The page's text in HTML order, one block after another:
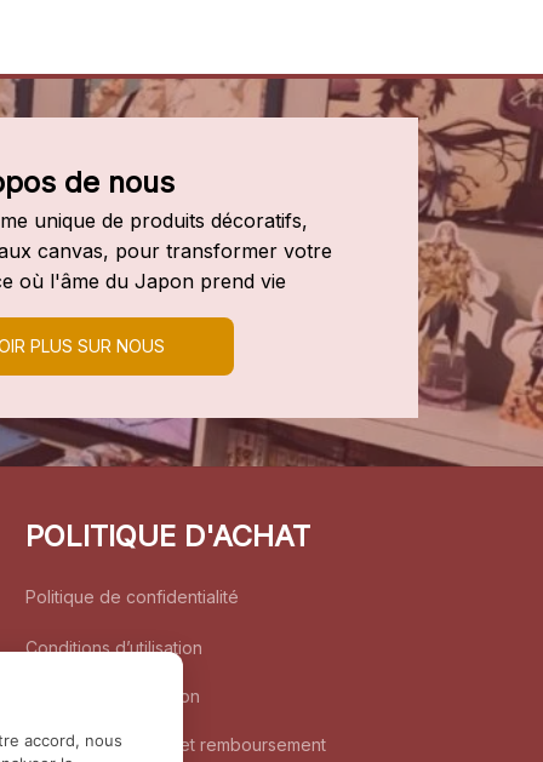
de nous
unique de produits décoratifs,
canvas, pour transformer votre
où l'âme du Japon prend vie
PLUS SUR NOUS
POLITIQUE D'ACHAT
Politique de confidentialité
Conditions d’utilisation
Politique d’expédition
Politique de retour et remboursement
accord, nous